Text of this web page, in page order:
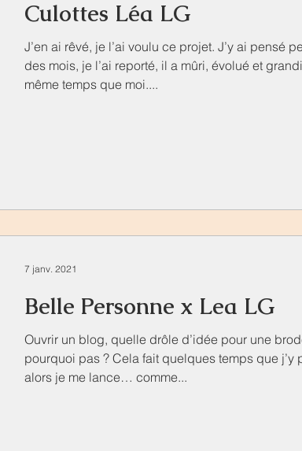
Culottes Léa LG
J’en ai rêvé, je l’ai voulu ce projet. J’y ai pensé
des mois, je l’ai reporté, il a mûri, évolué et
même temps que moi....
Belle Personne x Lea LG
Ouvrir un blog, quelle drôle d’idée pour une
pourquoi pas ? Cela fait quelques temps que j’y
alors je me lance… comme...
7 janv. 2021